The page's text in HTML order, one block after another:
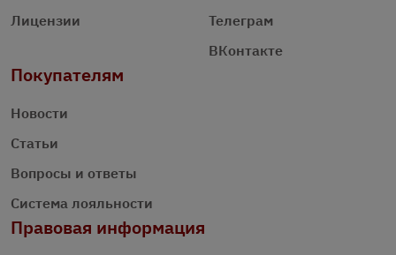
Лицензии
Телеграм
ВКонтакте
Покупателям
Новости
Статьи
Вопросы и ответы
Система лояльности
Правовая информация